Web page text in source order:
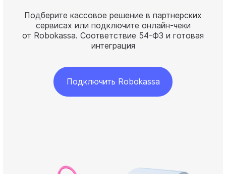
Подберите кассовое решение в партнерских
сервисах или подключите онлайн-чеки
от Robokassa. Соответствие 54-ФЗ и готовая
интеграция
Подключить Robokassa